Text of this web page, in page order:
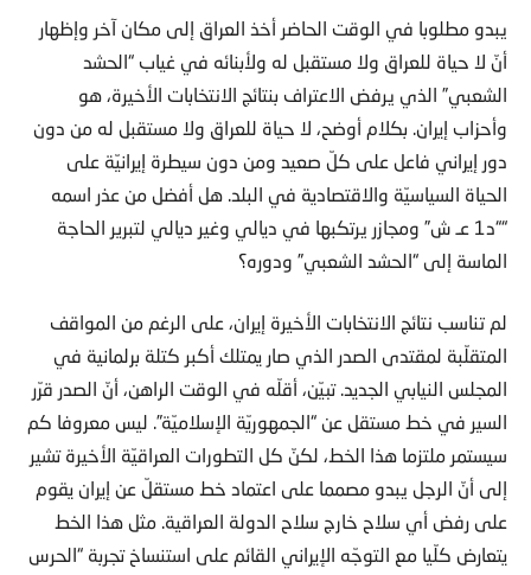
يبدو مطلوبا في الوقت الحاضر أخذ العراق إلى مكان آخر وإظهار
أنّ لا حياة للعراق ولا مستقبل له ولأبنائه في غياب “الحشد
الشعبي” الذي يرفض الاعتراف بنتائج الانتخابات الأخيرة، هو
وأحزاب إيران. بكلام أوضح، لا حياة للعراق ولا مستقبل له من دون
دور إيراني فاعل على كلّ صعيد ومن دون سيطرة إيرانيّة على
الحياة السياسيّة والاقتصادية في البلد. هل أفضل من عذر اسمه
““د1 عـ ش” ومجازر يرتكبها في ديالي وغير ديالي لتبرير الحاجة
الماسة إلى “الحشد الشعبي” ودوره؟
لم تناسب نتائج الانتخابات الأخيرة إيران، على الرغم من المواقف
المتقلّبة لمقتدى الصدر الذي صار يمتلك أكبر كتلة برلمانية في
المجلس النيابي الجديد. تبيّن، أقلّه في الوقت الراهن، أنّ الصدر قرّر
السير في خط مستقل عن “الجمهوريّة الإسلاميّة”. ليس معروفا كم
سيستمر ملتزما هذا الخط، لكنّ كل التطورات العراقيّة الأخيرة تشير
إلى أنّ الرجل يبدو مصمما على اعتماد خط مستقلّ عن إيران يقوم
على رفض أي سلاح خارج سلاح الدولة العراقية. مثل هذا الخط
يتعارض كلّيا مع التوجّه الإيراني القائم على استنساخ تجربة “الحرس